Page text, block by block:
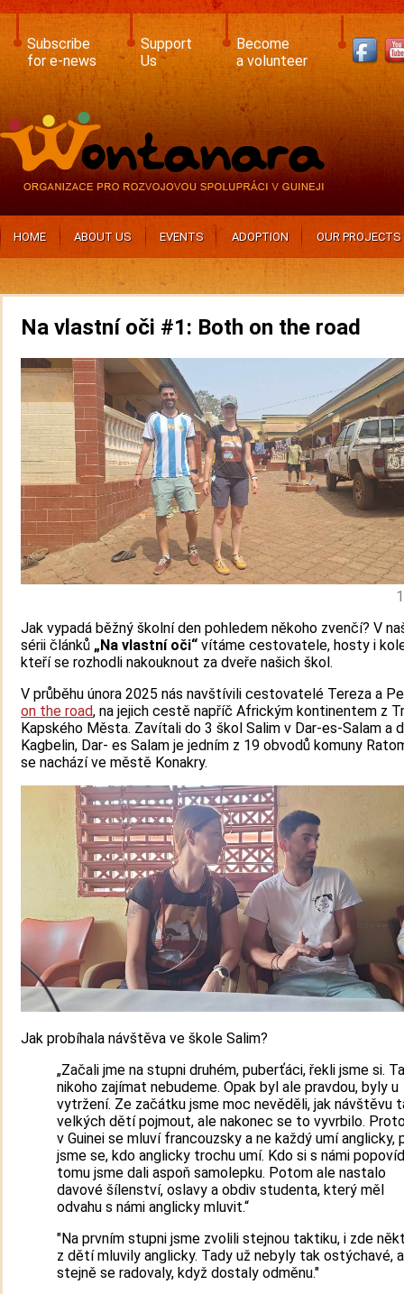
Skip
main
content
Subscribe
for e-news
Support
Us
Become
a volunteer
HOME ABOUT US EVENTS ADOPTION OUR PROJECTS
Na vlastní oči #1: Both on the road
Jak vypadá běžný školní den pohledem někoho zvenčí? V
sérii článků „Na vlastní oči“ vítáme cestovatele, hosty i
kteří se rozhodli nakouknout za dveře našich škol.
V průběhu února 2025 nás navštívili cestovatelé Tereza a
on the road, na jejich cestě napříč Africkým kontinentem z
Kapského Města. Zavítali do 3 škol Salim v Dar-es-Salam a
Kagbelin, Dar- es Salam je jedním z 19 obvodů komuny
se nachází ve městě Konakry.
Jak probíhala návštěva ve škole Salim?
„Začali jme na stupni druhém, puberťáci, řekli jsme si.
nikoho zajímat nebudeme. Opak byl ale pravdou, byly u
vytržení. Ze začátku jsme moc nevěděli, jak návštěvu
velkých dětí pojmout, ale nakonec se to vyvrbilo.
v Guinei se mluví francouzsky a ne každý umí anglicky,
jsme se, kdo anglicky trochu umí. Kdo si s námi
tomu jsme dali aspoň samolepku. Potom ale nastalo
davové šílenství, oslavy a obdiv studenta, který měl
odvahu s námi anglicky mluvit.“
"Na prvním stupni jsme zvolili stejnou taktiku, i zde
z dětí mluvily anglicky. Tady už nebyly tak ostýchavé,
stejně se radovaly, když dostaly odměnu."